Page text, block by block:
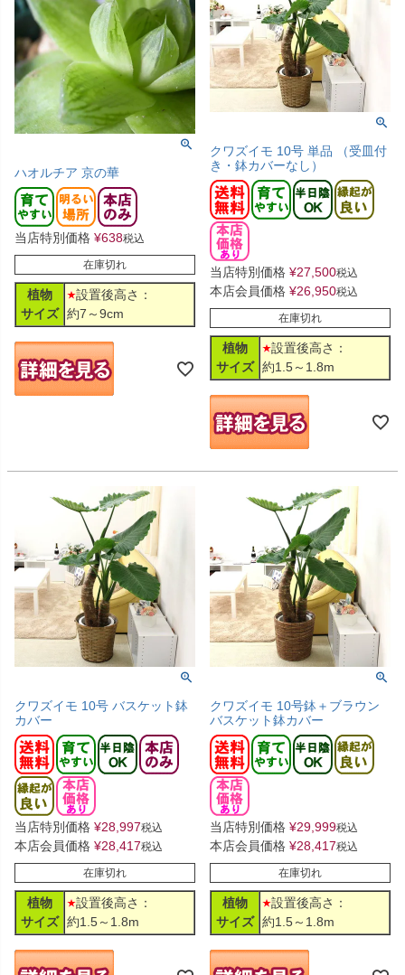
ハオルチア 京の華
当店特別価格 ¥638税込
在庫切れ
植物
サイズ
設置後高さ：
約7～9cm
クワズイモ 10号 単品 （受皿付
き・鉢カバーなし）
当店特別価格 ¥27,500税込
本店会員価格 ¥26,950税込
在庫切れ
植物
サイズ
設置後高さ：
約1.5～1.8m
クワズイモ 10号 バスケット鉢
カバー
当店特別価格 ¥28,997税込
本店会員価格 ¥28,417税込
在庫切れ
植物
サイズ
設置後高さ：
約1.5～1.8m
クワズイモ 10号鉢＋ブラウン
バスケット鉢カバー
当店特別価格 ¥29,999税込
本店会員価格 ¥28,417税込
在庫切れ
植物
サイズ
設置後高さ：
約1.5～1.8m